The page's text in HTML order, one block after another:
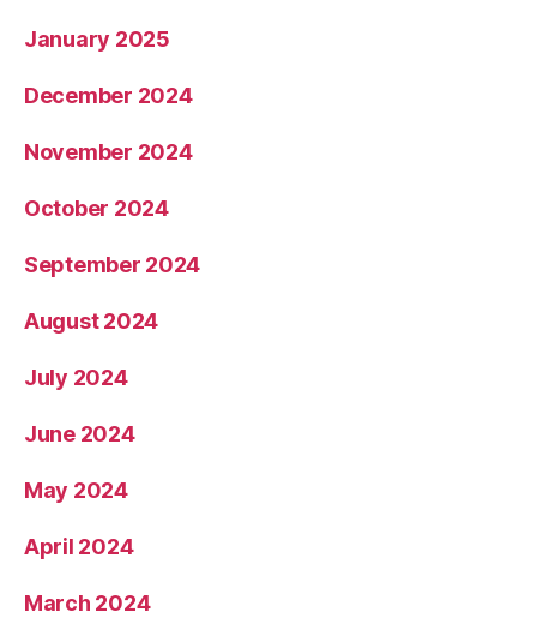
January 2025
December 2024
November 2024
October 2024
September 2024
August 2024
July 2024
June 2024
May 2024
April 2024
March 2024